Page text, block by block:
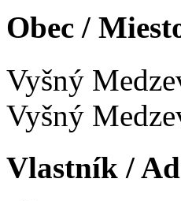
Obec /
Vyšný
Vyšný
Vlastník /